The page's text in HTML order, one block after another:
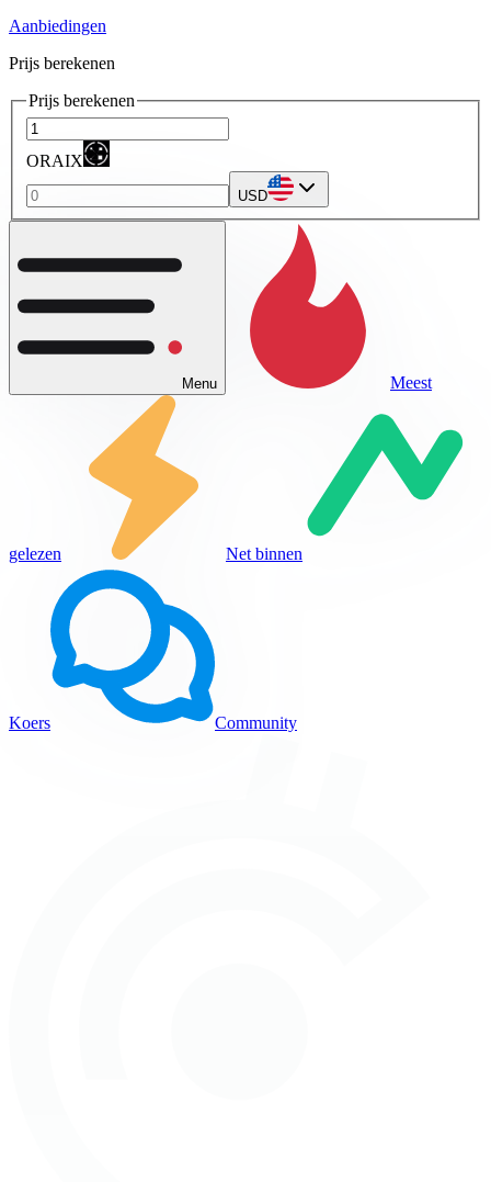
Aanbiedingen
Prijs berekenen
Prijs berekenen
ORAIX
USD
Menu Meest
gelezen Net binnen
Koers Community